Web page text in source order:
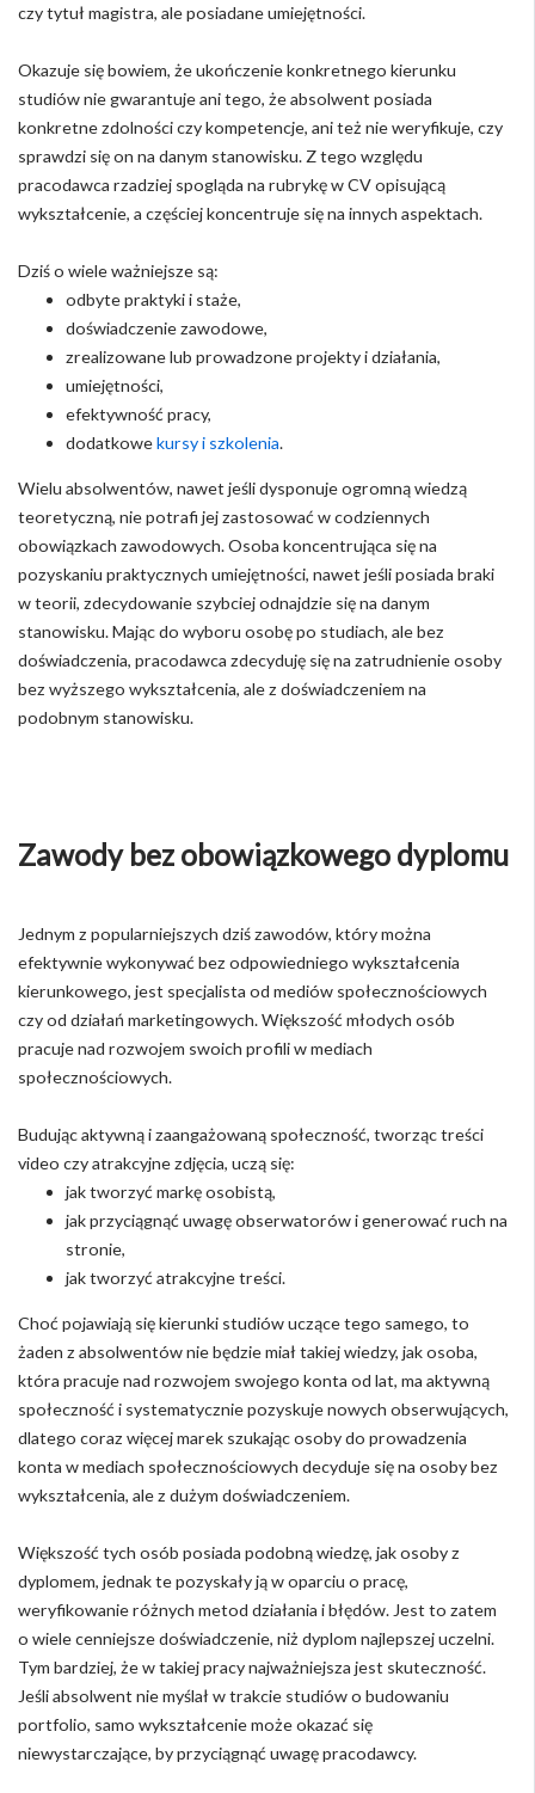
czy tytuł magistra, ale posiadane umiejętności.
Okazuje się bowiem, że ukończenie konkretnego kierunku
studiów nie gwarantuje ani tego, że absolwent posiada
konkretne zdolności czy kompetencje, ani też nie weryfikuje, czy
sprawdzi się on na danym stanowisku. Z tego względu
pracodawca rzadziej spogląda na rubrykę w CV opisującą
wykształcenie, a częściej koncentruje się na innych aspektach.
Dziś o wiele ważniejsze są:
odbyte praktyki i staże,
doświadczenie zawodowe,
zrealizowane lub prowadzone projekty i działania,
umiejętności,
efektywność pracy,
dodatkowekursy i szkolenia.
Wielu absolwentów, nawet jeśli dysponuje ogromną wiedzą
teoretyczną, nie potrafi jej zastosować w codziennych
obowiązkach zawodowych. Osoba koncentrująca się na
pozyskaniu praktycznych umiejętności, nawet jeśli posiada braki
w teorii, zdecydowanie szybciej odnajdzie się na danym
stanowisku. Mając do wyboru osobę po studiach, ale bez
doświadczenia, pracodawca zdecyduję się na zatrudnienie osoby
bez wyższego wykształcenia, ale z doświadczeniem na
podobnym stanowisku.
Zawody bez obowiązkowego dyplomu
Jednym z popularniejszych dziś zawodów, który można
efektywnie wykonywać bez odpowiedniego wykształcenia
kierunkowego, jest specjalista od mediów społecznościowych
czy od działań marketingowych. Większość młodych osób
pracuje nad rozwojem swoich profili w mediach
społecznościowych.
Budując aktywną i zaangażowaną społeczność, tworząc treści
video czy atrakcyjne zdjęcia, uczą się:
jak tworzyć markę osobistą,
jak przyciągnąć uwagę obserwatorów i generować ruch na
stronie,
jak tworzyć atrakcyjne treści.
Choć pojawiają się kierunki studiów uczące tego samego, to
żaden z absolwentów nie będzie miał takiej wiedzy, jak osoba,
która pracuje nad rozwojem swojego konta od lat, ma aktywną
społeczność i systematycznie pozyskuje nowych obserwujących,
dlatego coraz więcej marek szukając osoby do prowadzenia
konta w mediach społecznościowych decyduje się na osoby bez
wykształcenia, ale z dużym doświadczeniem.
Większość tych osób posiada podobną wiedzę, jak osoby z
dyplomem, jednak te pozyskały ją w oparciu o pracę,
weryfikowanie różnych metod działania i błędów. Jest to zatem
o wiele cenniejsze doświadczenie, niż dyplom najlepszej uczelni.
Tym bardziej, że w takiej pracy najważniejsza jest skuteczność.
Jeśli absolwent nie myślał w trakcie studiów o budowaniu
portfolio, samo wykształcenie może okazać się
niewystarczające, by przyciągnąć uwagę pracodawcy.